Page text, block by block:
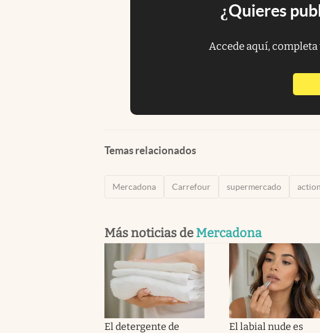
¿Quieres
Accede aquí,
Temas relacionados
Mercadona Carrefour supermercado action
Más noticias de Mercadona
El detergente de
El labial nude es